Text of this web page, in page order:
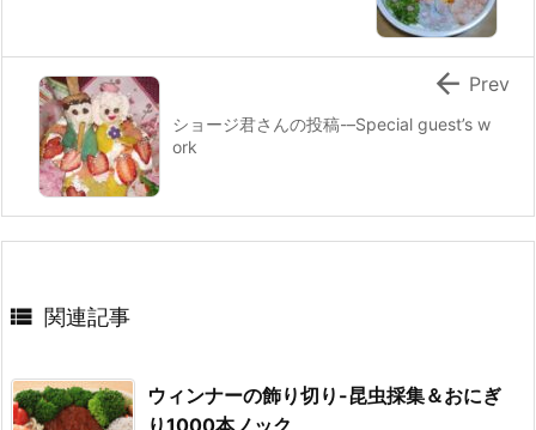
ショージ君さんの投稿-–Special guest’s w
ork
 Prev
 関連記事
ウィンナーの飾り切り-昆虫採集＆おにぎ